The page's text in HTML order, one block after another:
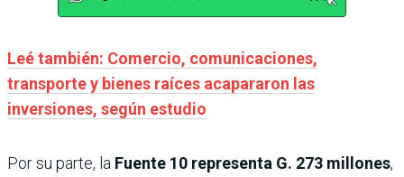
Leé también: Comercio, comunicaciones,
transporte y bienes raíces acapararon las
inversiones, según estudio
Por su parte, la Fuente 10 representa G. 273 millones,